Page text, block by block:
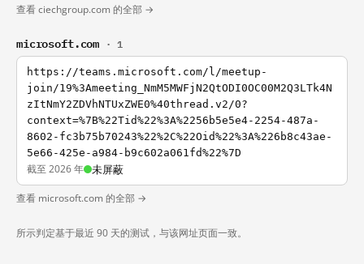
查看 ciechgroup.com 的全部 →
microsoft.com · 1
https://teams.microsoft.com/l/meetup-
join/19%3Ameeting_NmM5MWFjN2QtODI0OC00M2Q3LTk4N
zItNmY2ZDVhNTUxZWE0%40thread.v2/0?
context=%7B%22Tid%22%3A%2256b5e5e4-2254-487a-
8602-fc3b75b70243%22%2C%22Oid%22%3A%226b8c43ae-
5e66-425e-a984-b9c602a061fd%22%7D
截至 2026 年 未屏蔽
查看 microsoft.com 的全部 →
所示判定基于最近 90 天的测试，与该网址页面一致。